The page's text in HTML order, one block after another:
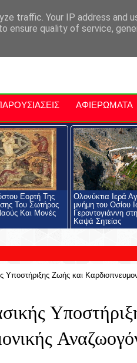
Κρήτη Kriti Traveller
ΑΦΙΕΡΩΜΑΤΑ
Εορτή Της
Του Σωτήρος
Και Μονές
Ολονύκτια Ιερά
μνήμη του Οσίου
Γεροντογιάννη
Καψά Σητείας
Υποστήριξης Ζωής και
traffic. Your IP address and
ensure quality of service,